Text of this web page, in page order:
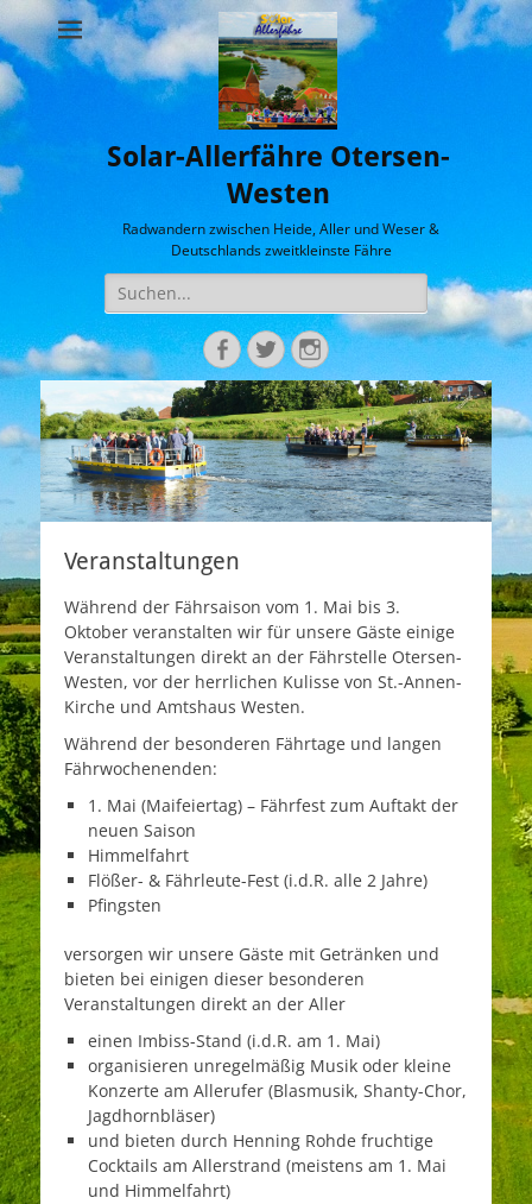
Solar-Allerfähre Otersen-
Westen
Radwandern zwischen Heide, Aller und Weser &
Deutschlands zweitkleinste Fähre
Suche
nach:
Facebook
TwitterInstagram
Veranstaltungen
Während der Fährsaison vom 1. Mai bis 3.
Oktober veranstalten wir für unsere Gäste einige
Veranstaltungen direkt an der Fährstelle Otersen-
Westen, vor der herrlichen Kulisse von St.-Annen-
Kirche und Amtshaus Westen.
Während der besonderen Fährtage und langen
Fährwochenenden:
1. Mai (Maifeiertag) – Fährfest zum Auftakt der
neuen Saison
Himmelfahrt
Flößer- & Fährleute-Fest (i.d.R. alle 2 Jahre)
Pfingsten
versorgen wir unsere Gäste mit Getränken und
bieten bei einigen dieser besonderen
Veranstaltungen direkt an der Aller
einen Imbiss-Stand (i.d.R. am 1. Mai)
organisieren unregelmäßig Musik oder kleine
Konzerte am Allerufer (Blasmusik, Shanty-Chor,
Jagdhornbläser)
und bieten durch Henning Rohde fruchtige
Cocktails am Allerstrand (meistens am 1. Mai
und Himmelfahrt)